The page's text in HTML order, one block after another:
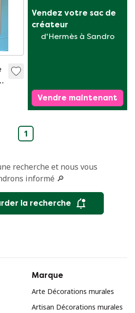
Vendez votre sac de
créateur
d'Hermès à Sandro
Vendre maintenant
1
recherche et nous vous
informé 🔎
la recherche
Marque
Arte Décorations murales
Artisan Décorations murales